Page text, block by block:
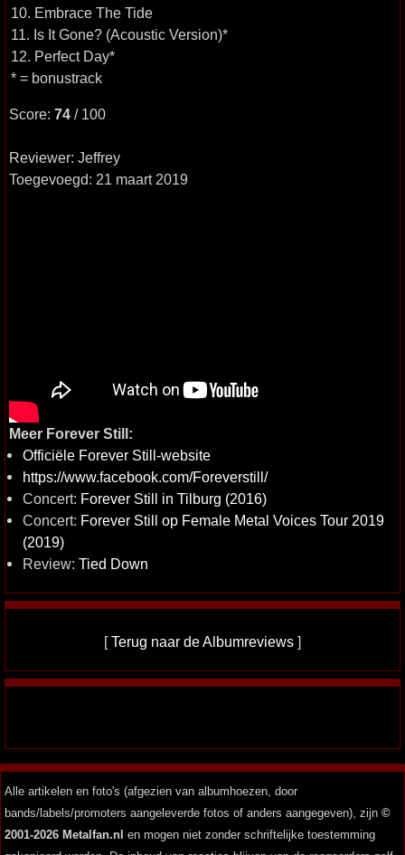
10. Embrace The Tide
11. Is It Gone? (Acoustic Version)*
12. Perfect Day*
* = bonustrack
Score: 74 / 100
Reviewer: Jeffrey
Toegevoegd: 21 maart 2019
Meer Forever Still:
Officiële Forever Still-website
https://www.facebook.com/Foreverstill/
Concert: Forever Still in Tilburg (2016)
Concert: Forever Still op Female Metal Voices Tour 2019
(2019)
Review: Tied Down
[Terug naar de Albumreviews ]
Alle artikelen en foto's (afgezien van albumhoezen, door
bands/labels/promoters aangeleverde fotos of anders aangegeven), zijn ©
2001-2026 Metalfan.nl en mogen niet zonder schriftelijke toestemming